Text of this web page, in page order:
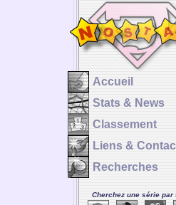
Accueil
Stats & News
Classement
Liens &
Recherches
Cherchez une série par